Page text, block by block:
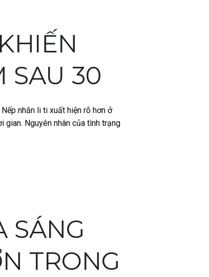
SAU 30
nhăn li ti xuất hiện rõ hơn ở
gian. Nguyên nhân của tình trạng
SÁNG
TRONG